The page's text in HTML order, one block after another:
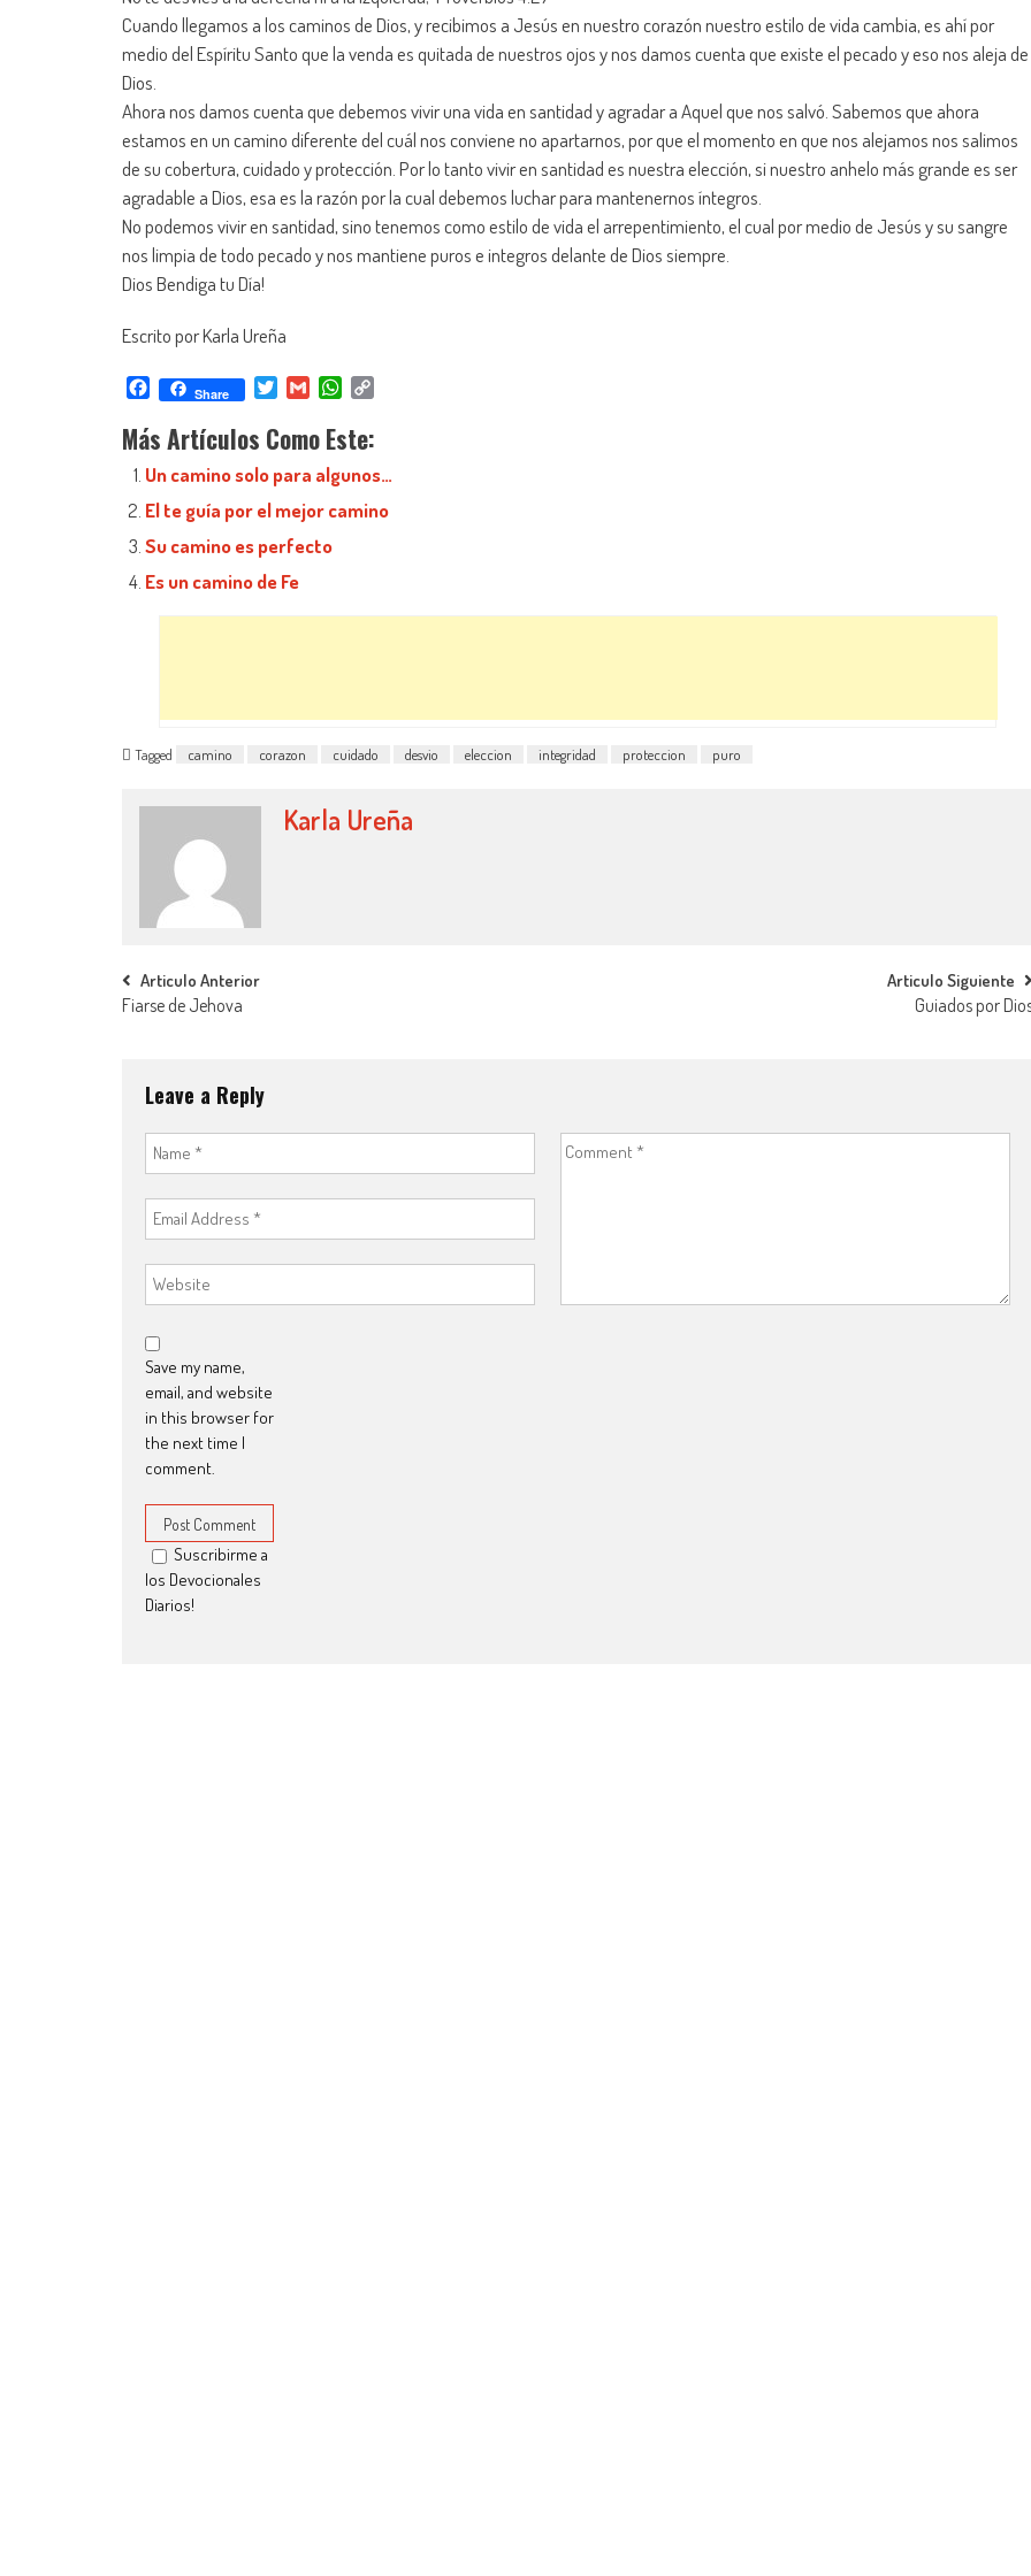
Cuando llegamos a los caminos de Dios, y recibimos a Jesús en nuestro corazón nuestro estilo de vida cambia, es ahí por
medio del Espíritu Santo que la venda es quitada de nuestros ojos y nos damos cuenta que existe el pecado y eso nos aleja de
Dios.
Ahora nos damos cuenta que debemos vivir una vida en santidad y agradar a Aquel que nos salvó. Sabemos que ahora
estamos en un camino diferente del cuál nos conviene no apartarnos, por que el momento en que nos alejamos nos salimos
de su cobertura, cuidado y protección. Por lo tanto vivir en santidad es nuestra elección, si nuestro anhelo más grande es ser
agradable a Dios, esa es la razón por la cual debemos luchar para mantenernos íntegros.
No podemos vivir en santidad, sino tenemos como estilo de vida el arrepentimiento, el cual por medio de Jesús y su sangre
nos limpia de todo pecado y nos mantiene puros e integros delante de Dios siempre.
Dios Bendiga tu Día!
Escrito por Karla Ureña
Facebook
Share TwitterGmail WhatsApp
Más Artículos Como Este:
Un camino solo para algunos…
El te guía por el mejor camino
Su camino es perfecto
Es un camino de Fe
Tagged camino corazon cuidado desvio eleccion integridad proteccion puro
Karla Ureña
Post navigation
Articulo Anterior
Fiarse de Jehova
Articulo Siguiente
Guiados por
Leave a Reply
Save my name,
email, and website
in this browser for
the next time I
comment.
Suscribirme a
los Devocionales
Diarios!